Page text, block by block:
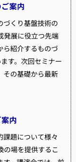
案内
くり基盤技術の
発展に役立つ先端
ら紹介するものづ
す。次回セミナー
その基礎から最新
内
題について様々
の場を提供するこ